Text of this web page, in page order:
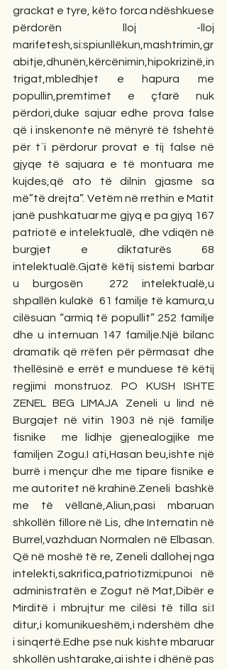
grackat e tyre, këto forca ndëshkuese
përdorën lloj -lloj
marifetesh,si:spiunllëkun,mashtrimin,gr
abitje,dhunën,kërcënimin,hipokrizinë,in
trigat,mbledhjet e hapura me
popullin,premtimet e çfarë nuk
përdori,duke sajuar edhe prova false
që i inskenonte në mënyrë të fshehtë
për t`i përdorur provat e tij false në
gjyqe të sajuara e të montuara me
kujdes,që ato të dilnin gjasme sa
më”të drejta”. Vetëm në rrethin e Matit
janë pushkatuar me gjyq e pa gjyq 167
patriotë e intelektualë, dhe vdiqën në
burgjet e diktaturës 68
intelektualë.Gjatë këtij sistemi barbar
u burgosën  272 intelektualë,u
shpallën kulakë  61 familje të kamura,u
cilësuan “armiq të popullit” 252 familje
dhe u internuan 147 familje.Një bilanc
dramatik që rrëfen për përmasat dhe
thellësinë e errët e munduese të këtij
regjimi monstruoz. PO KUSH ISHTE
ZENEL BEG LIMAJA Zeneli u lind në
Burgajet në vitin 1903 në një familje
fisnike  me lidhje gjenealogjike me
familjen Zogu.I ati,Hasan beu,ishte një
burrë i mençur dhe me tipare fisnike e
me autoritet në krahinë.Zeneli  bashkë
me të vëllanë,Aliun,pasi mbaruan
shkollën fillore në Lis, dhe Internatin në
Burrel,vazhduan Normalen në Elbasan.
Që në moshë të re, Zeneli dallohej nga
intelekti,sakrifica,patriotizmi;punoi në
administratën e Zogut në Mat,Dibër e
Mirditë i mbrujtur me cilësi të tilla si:I
ditur,i komunikueshëm,i ndershëm dhe
i sinqertë.Edhe pse nuk kishte mbaruar
shkollën ushtarake,ai ishte i dhënë pas